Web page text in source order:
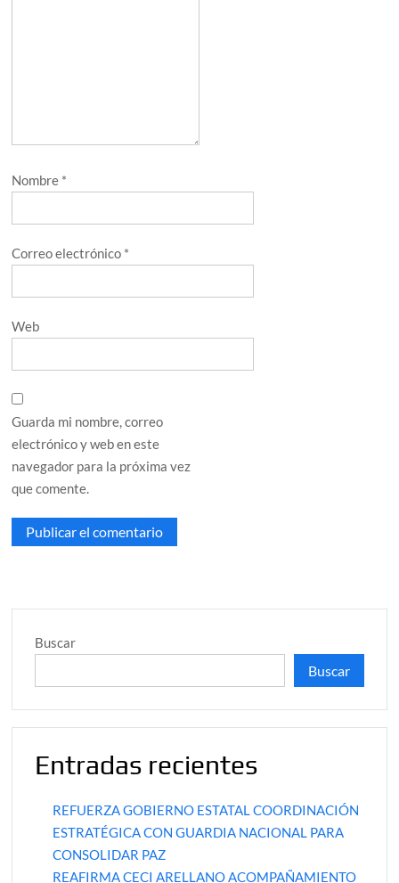
Nombre *
Correo electrónico *
Web
Guarda mi nombre, correo
electrónico y web en este
navegador para la próxima vez
que comente.
Buscar
Buscar
Entradas recientes
REFUERZA GOBIERNO ESTATAL COORDINACIÓN
ESTRATÉGICA CON GUARDIA NACIONAL PARA
CONSOLIDAR PAZ
REAFIRMA CECI ARELLANO ACOMPAÑAMIENTO